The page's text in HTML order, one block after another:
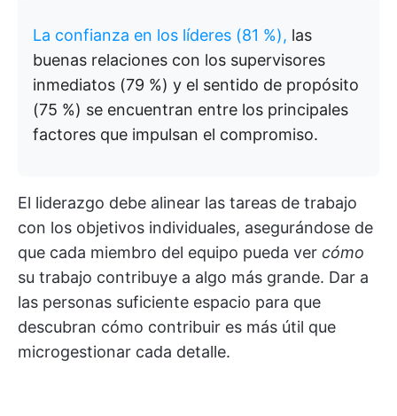
La confianza en los líderes (81 %), las
buenas relaciones con los supervisores
inmediatos (79 %) y el sentido de propósito
(75 %) se encuentran entre los principales
factores que impulsan el compromiso.
El liderazgo debe alinear las tareas de trabajo
con los objetivos individuales, asegurándose de
que cada miembro del equipo pueda ver cómo
su trabajo contribuye a algo más grande. Dar a
las personas suficiente espacio para que
descubran cómo contribuir es más útil que
microgestionar cada detalle.